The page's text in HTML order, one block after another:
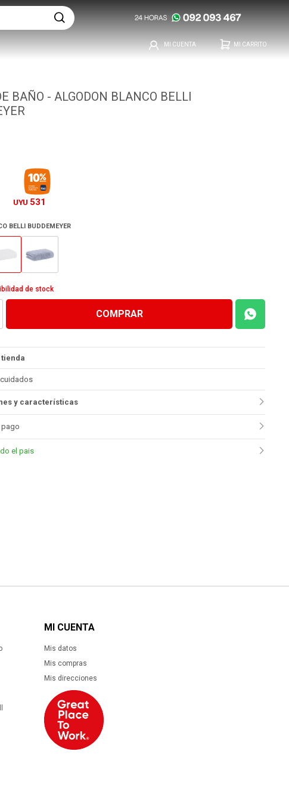
BAÑO - ALGODON BLANCO BELLI
UYU 531
BELLI BUDDEMEYER
de stock
COMPRAR
y características
pago
el pais
MI CUENTA
Mis datos
Mis compras
Mis direcciones